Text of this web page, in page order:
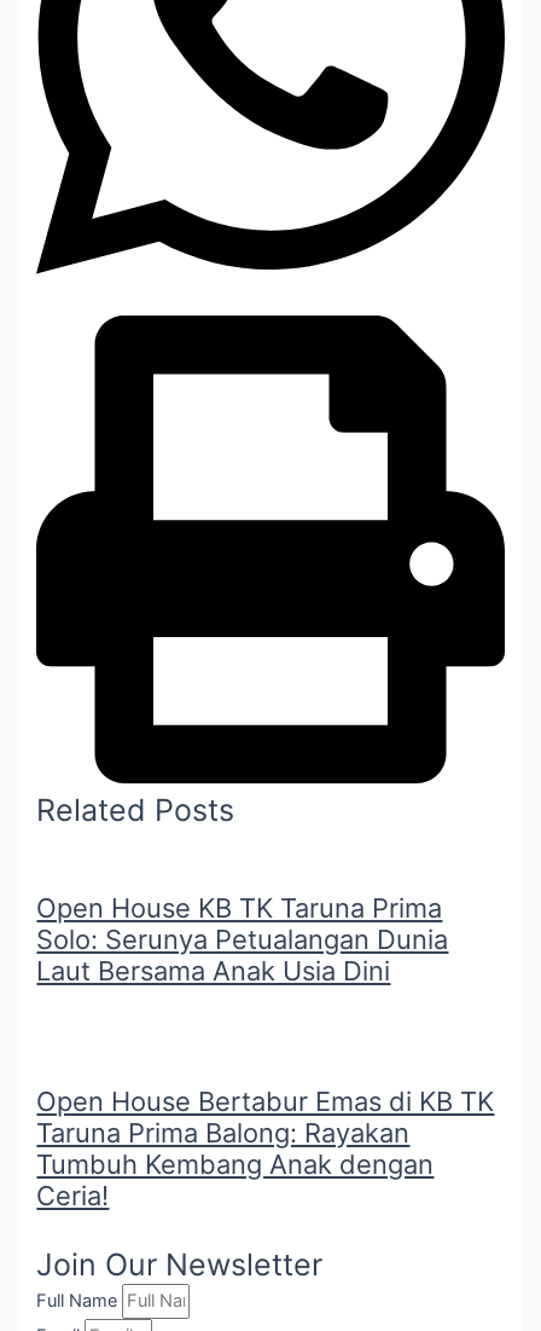
Related Posts
Open House KB TK Taruna Prima
Solo: Serunya Petualangan Dunia
Laut Bersama Anak Usia Dini
Open House Bertabur Emas di KB TK
Taruna Prima Balong: Rayakan
Tumbuh Kembang Anak dengan
Ceria!
Join Our Newsletter
Full Name